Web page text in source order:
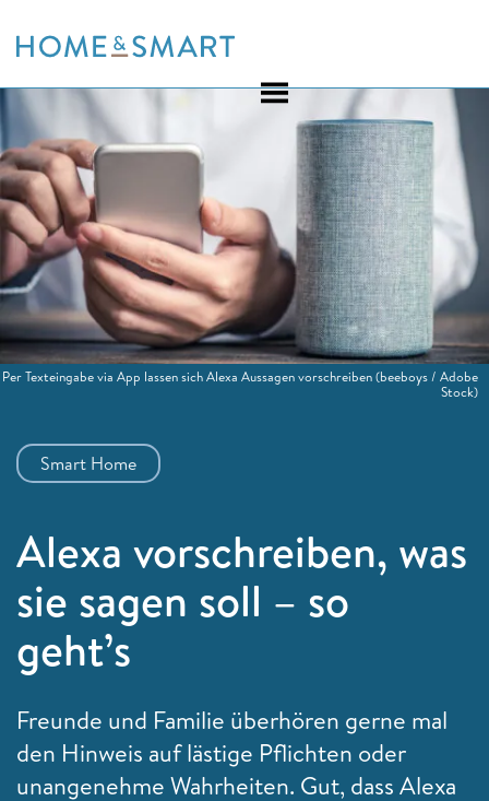
to
Smart Home
Alexa vorschreiben, was
sie sagen soll – so
geht’s
Freunde und Familie überhören gerne mal
den Hinweis auf lästige Pflichten oder
unangenehme Wahrheiten. Gut, dass Alexa
Per Texteingabe via App lassen sich Alexa Aussagen vorschreiben(beeboys / Adobe
Stock)